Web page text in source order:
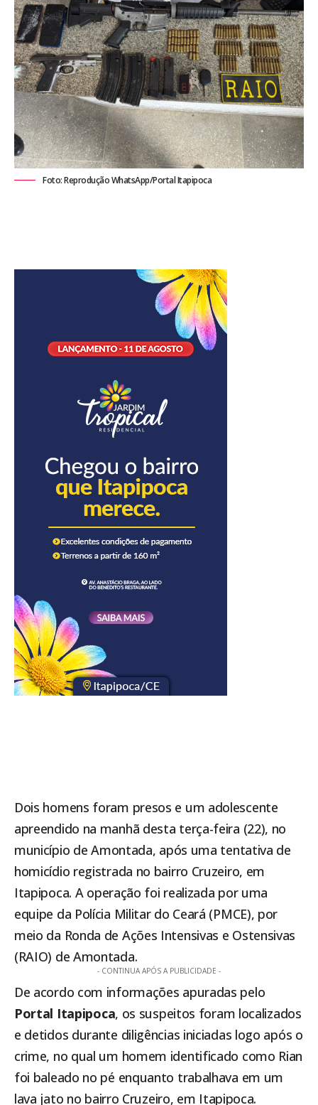
Foto: Reprodução WhatsApp/Portal Itapipoca
Dois homens foram presos e um adolescente
apreendido na manhã desta terça-feira (22), no
município deAmontada, após uma tentativa de
homicídio registrada no bairro Cruzeiro, em
Itapipoca. A operação foi realizada por uma
equipe da Polícia Militar do Ceará (PMCE), por
meio da Ronda de Ações Intensivas e Ostensivas
(RAIO) de Amontada.
- CONTINUA APÓS A PUBLICIDADE -
De acordo com informações apuradas pelo
Portal Itapipoca, os suspeitos foram localizados
e detidos durante diligências iniciadas logo após o
crime, no qual um homem identificado como Rian
foi baleado no pé enquanto trabalhava em um
lava jato no bairro Cruzeiro, em Itapipoca.